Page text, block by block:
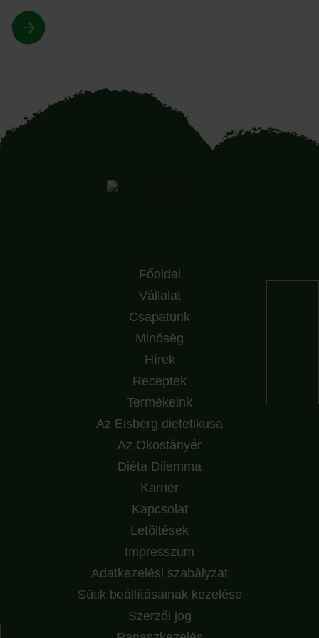
Főoldal
Vállalat
Csapatunk
Minőség
Hírek
Receptek
Termékeink
Az Eisberg dietetikusa
Az Okostányér
Diéta Dilemma
Karrier
Kapcsolat
Letöltések
Impresszum
Adatkezelési szabályzat
Sütik beállításainak kezelése
Szerzői jog